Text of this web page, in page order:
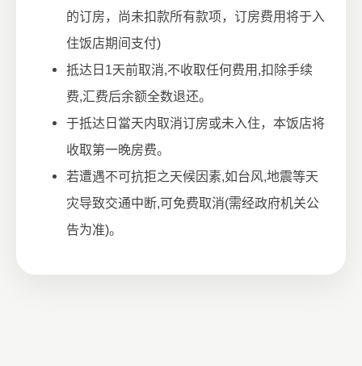
的订房，尚未扣款所有款项，订房费用将于入
住饭店期间支付)
抵达日1天前取消,不收取任何费用,扣除手续
费,汇费后余额全数退还。
于抵达日當天内取消订房或未入住，本饭店将
收取第一晚房费。
若遭遇不可抗拒之天候因素,如台风,地震等天
灾导致交通中断,可免费取消(需经政府机关公
告为准)。